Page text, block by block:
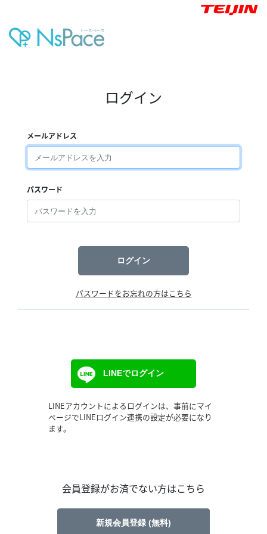
ログイン
メールアドレス
パスワード
ログイン
パスワードをお忘れの方はこちら
LINEでログイン
LINEアカウントによるログインは、事前にマイ
ページでLINEログイン連携の設定が必要になり
ます。
会員登録がお済でない方はこちら
新規会員登録 (無料)